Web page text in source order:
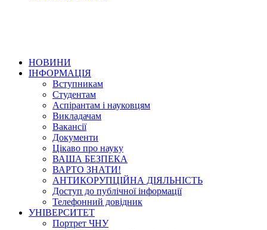
НОВИНИ
ІНФОРМАЦІЯ
Вступникам
Студентам
Аспірантам і науковцям
Викладачам
Вакансії
Документи
Цікаво про науку
ВАША БЕЗПЕКА
ВАРТО ЗНАТИ!
АНТИКОРУПЦІЙНА ДІЯЛЬНІСТЬ
Доступ до публічної інформації
Телефонний довідник
УНІВЕРСИТЕТ
Портрет ЧНУ